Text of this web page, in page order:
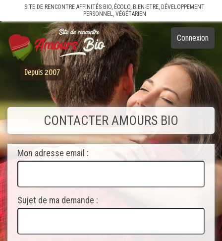
SITE DE RENCONTRE AFFINITÉS BIO, ÉCOLO, BIEN-ETRE, DÉVELOPPEMENT
PERSONNEL, VÉGÉTARIEN
Depuis 2007
Connexion
CONTACTER AMOURS BIO
Mon adresse email :
Sujet de ma demande :